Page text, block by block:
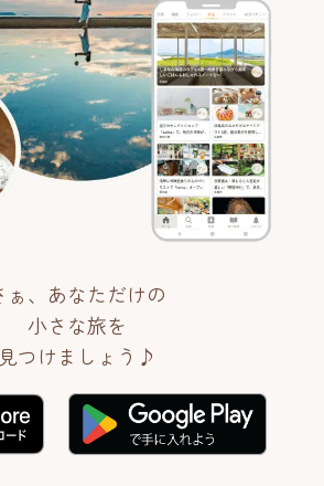
ぁ、あなただけの
小さな旅を
見つけましょう♪